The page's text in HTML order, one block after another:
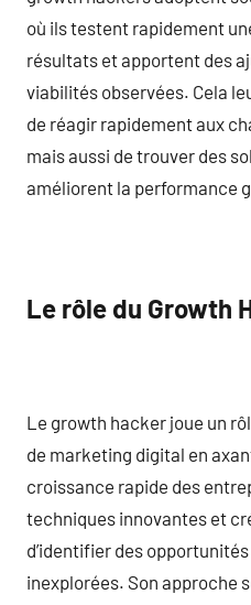
où ils testent rapidement
résultats et apportent des
viabilités observées. Cela
de réagir rapidement aux
mais aussi de trouver des
améliorent la performance
Le rôle du Growth
Le growth hacker joue un
de marketing digital en
croissance rapide des
techniques innovantes et
d’identifier des
inexplorées. Son approche